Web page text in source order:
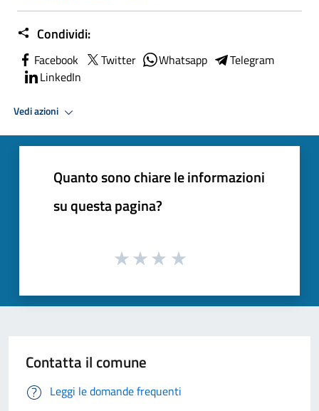
Condividi:
Facebook Twitter Whatsapp
Telegram
LinkedIn
Vedi azioni
Quanto sono chiare le informazioni
su questa pagina?
Contatta il comune
Leggi le domande frequenti